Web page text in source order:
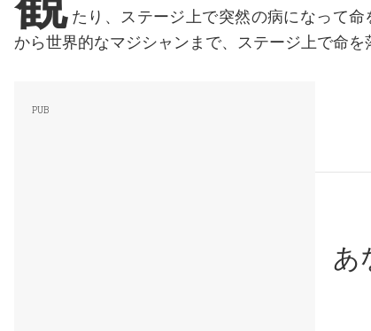
たり、ステージ上で突然の病になって
から世界的なマジシャンまで、ステージ上で命
あ